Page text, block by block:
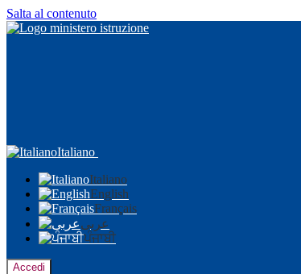
Salta al contenuto
Italiano
Italiano
English
Français
عربى
ਪੰਜਾਬੀ
Accedi